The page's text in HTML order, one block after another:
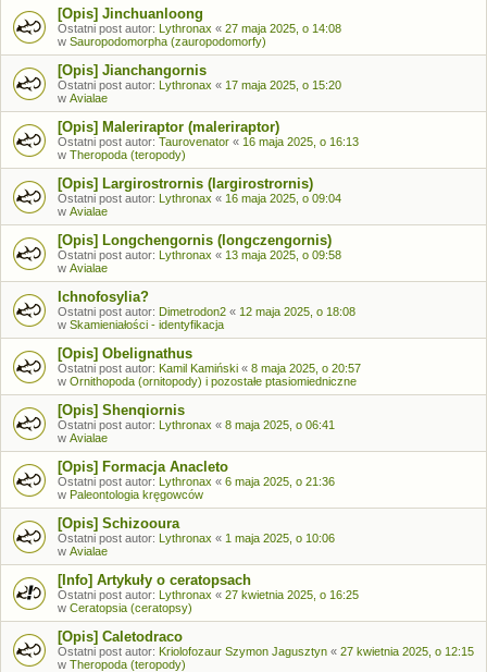
[Opis] Jinchuanloong
Ostatni post autor: Lythronax « 27 maja 2025, o 14:08
w Sauropodomorpha (zauropodomorfy)
[Opis] Jianchangornis
Ostatni post autor: Lythronax « 17 maja 2025, o 15:20
w Avialae
[Opis] Maleriraptor (maleriraptor)
Ostatni post autor: Taurovenator « 16 maja 2025, o 16:13
w Theropoda (teropody)
[Opis] Largirostrornis (largirostrornis)
Ostatni post autor: Lythronax « 16 maja 2025, o 09:04
w Avialae
[Opis] Longchengornis (longczengornis)
Ostatni post autor: Lythronax « 13 maja 2025, o 09:58
w Avialae
Ichnofosylia?
Ostatni post autor: Dimetrodon2 « 12 maja 2025, o 18:08
w Skamieniałości - identyfikacja
[Opis] Obelignathus
Ostatni post autor: Kamil Kamiński « 8 maja 2025, o 20:57
w Ornithopoda (ornitopody) i pozostałe ptasiomiedniczne
[Opis] Shenqiornis
Ostatni post autor: Lythronax « 8 maja 2025, o 06:41
w Avialae
[Opis] Formacja Anacleto
Ostatni post autor: Lythronax « 6 maja 2025, o 21:36
w Paleontologia kręgowców
[Opis] Schizooura
Ostatni post autor: Lythronax « 1 maja 2025, o 10:06
w Avialae
[Info] Artykuły o ceratopsach
Ostatni post autor: Lythronax « 27 kwietnia 2025, o 16:25
w Ceratopsia (ceratopsy)
[Opis] Caletodraco
Ostatni post autor: Kriolofozaur Szymon Jagusztyn « 27 kwietnia 2025, o 12:15
w Theropoda (teropody)